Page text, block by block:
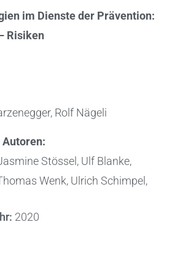
im Dienste der Prävention:
Risiken
Rolf Nägeli
Stössel, Ulf Blanke,
Wenk, Ulrich Schimpel,
2020